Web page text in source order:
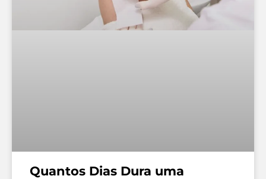
Quantos Dias Dura uma